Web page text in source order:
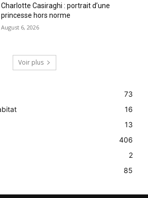
Charlotte Casiraghi : portrait d’une
princesse hors norme
August 6, 2026
Voir plus
73
16
13
406
2
85